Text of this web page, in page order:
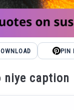
PIN
niye caption